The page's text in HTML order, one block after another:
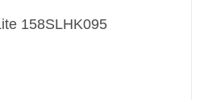
158SLHK095